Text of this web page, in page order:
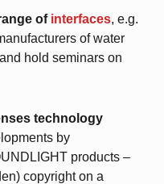
of interfaces, e.g.
of water
hold seminars on
technology
by
products –
copyright on a